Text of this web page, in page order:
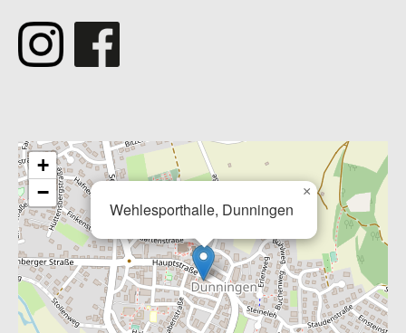
Wehlesporthalle, Dunningen
×
+
−